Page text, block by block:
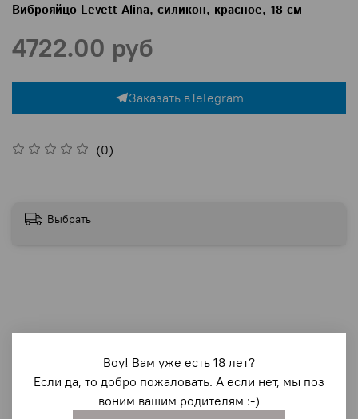
Виброяйцо Levett Alina, силикон, красное, 18 см
(0)
4722.00 руб
Заказать вTelegram
Выбрать
Alina принесет вам и удовольствие, и силу оргазма. С 16
режимами вибрации, вам не уйти от удовольствия.
Воу! Вам уже есть 18 лет?
Если да, то добро пожаловать. А если нет, мы поз
воним вашим родителям :-)